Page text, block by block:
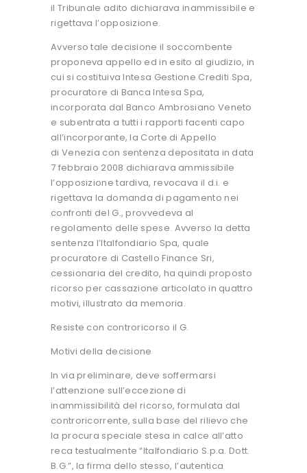
il Tribunale adito dichiarava inammissibile e
rigettava l’opposizione.
Avverso tale decisione il soccombente
proponeva appello ed in esito al giudizio, in
cui si costituiva Intesa Gestione Crediti Spa,
procuratore di Banca Intesa Spa,
incorporata dal Banco Ambrosiano Veneto
e subentrata a tutti i rapporti facenti capo
all’incorporante, la Corte di Appello
di Venezia con sentenza depositata in data
7 febbraio 2008 dichiarava ammissibile
l’opposizione tardiva, revocava il d.i. e
rigettava la domanda di pagamento nei
confronti del G., provvedeva al
regolamento delle spese. Avverso la detta
sentenza l’Italfondiario Spa, quale
procuratore di Castello Finance Sri,
cessionaria del credito, ha quindi proposto
ricorso per cassazione articolato in quattro
motivi, illustrato da memoria.
Resiste con controricorso il G.
Motivi della decisione
In via preliminare, deve soffermarsi
l’attenzione sull’eccezione di
inammissibilità del ricorso, formulata dal
controricorrente, sulla base del rilievo che
la procura speciale stesa in calce all’atto
reca testualmente “Italfondiario S.p.a. Dott.
B.G.”, la firma dello stesso, l’autentica